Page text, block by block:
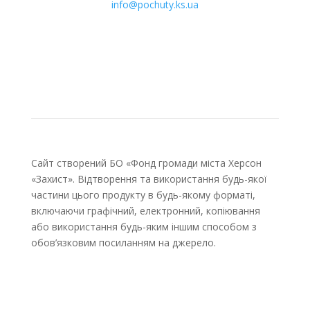
info@pochuty.ks.ua
Сайт створений БО «Фонд громади міста Херсон
«Захист». Відтворення та використання будь-якої
частини цього продукту в будь-якому форматі,
включаючи графічний, електронний, копіювання
або використання будь-яким іншим способом з
обов’язковим посиланням на джерело.